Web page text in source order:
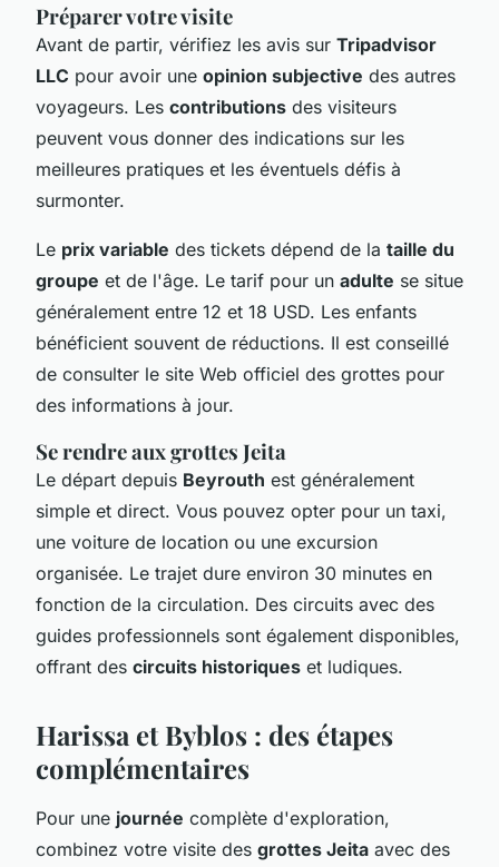
Préparer votre visite
Avant de partir, vérifiez les avis sur Tripadvisor
LLC pour avoir une opinion subjective des autres
voyageurs. Les contributions des visiteurs
peuvent vous donner des indications sur les
meilleures pratiques et les éventuels défis à
surmonter.
Le prix variable des tickets dépend de la taille du
groupe et de l'âge. Le tarif pour un adulte se situe
généralement entre 12 et 18 USD. Les enfants
bénéficient souvent de réductions. Il est conseillé
de consulter le site Web officiel des grottes pour
des informations à jour.
Se rendre aux grottes Jeita
Le départ depuis Beyrouth est généralement
simple et direct. Vous pouvez opter pour un taxi,
une voiture de location ou une excursion
organisée. Le trajet dure environ 30 minutes en
fonction de la circulation. Des circuits avec des
guides professionnels sont également disponibles,
offrant des circuits historiques et ludiques.
Harissa et Byblos : des étapes
complémentaires
Pour une journée complète d'exploration,
combinez votre visite des grottes Jeita avec des